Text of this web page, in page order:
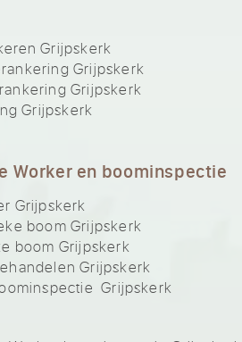
Grijpskerk
Grijpskerk
Grijpskerk
Grijpskerk
Worker en boominspectie
Grijpskerk
boom Grijpskerk
boom Grijpskerk
Grijpskerk
Grijpskerk